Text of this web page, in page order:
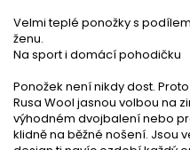
Velmi teplé ponožky s
ženu.
Na sport i domácí pohodičku
Ponožek není nikdy dost.
Rusa Wool jasnou volbou na
výhodném dvojbalení nebo
klidně na běžné nošení. Jsou